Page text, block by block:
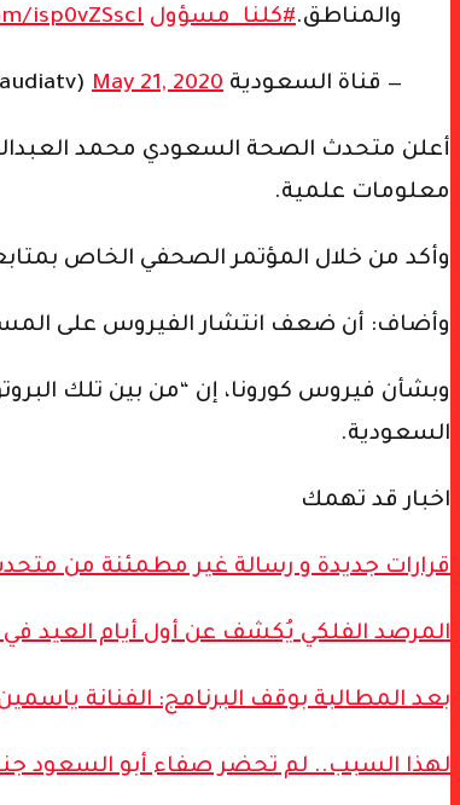
والمناطق.#كلنا_مسؤول isp0vZSscI
— قناة السعودية 🇸🇦 (@saudiatv) May 21, 2020
أعلن متحدث الصحة السعودي محمد
معلومات علمية.
وأكد من خلال المؤتمر الصحفي الخاص
وأضاف: أن ضعف انتشار الفيروس على
وبشأن فيروس كورونا، إن “من بين تلك
السعودية.
اخبار قد تهمك
قرارات جديدة و رسالة غير مطمئنة من
المرصد الفلكي يُكشف عن أول أيام العيد في
بعد المطالبة بوقف البرنامج: الفنانة
لهذا السبب.. لم تحضر صفاء أبو السعود